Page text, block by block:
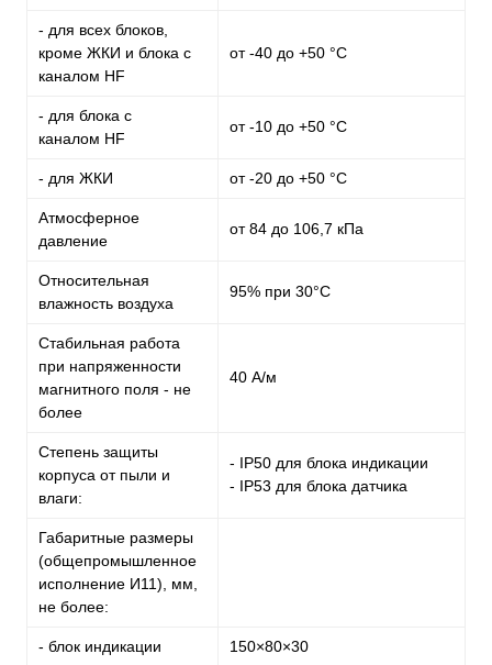
- для всех блоков,
кроме ЖКИ и блока с
каналом HF
от -40 до +50 °С
- для блока с
каналом HF
от -10 до +50 °С
- для ЖКИ от -20 до +50 °С
Атмосферное
давление
от 84 до 106,7 кПа
Относительная
влажность воздуха
95% при 30°С
Стабильная работа
при напряженности
магнитного поля - не
более
40 А/м
Степень защиты
корпуса от пыли и
влаги:
- IP50 для блока индикации
- IP53 для блока датчика
Габаритные размеры
(общепромышленное
исполнение И11), мм,
не более:
- блок индикации 150×80×30